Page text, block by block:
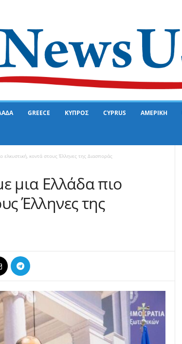
GREECE ΚΥΠΡΟΣ CYPRUS ΑΜΕΡΙΚΗ
κοντά στους Έλληνες της Διασποράς
μια Ελλάδα πιο
Έλληνες της